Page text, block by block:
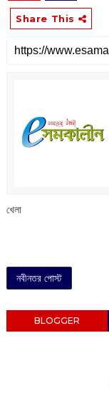
Share This
খেলা
নবীনতর পোস্ট
BLOGGER